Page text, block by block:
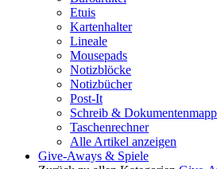
Etuis
Kartenhalter
Lineale
Mousepads
Notizblöcke
Notizbücher
Post-It
Schreib &
Taschenrechner
Alle Artikel anzeigen
Give-Aways & Spiele